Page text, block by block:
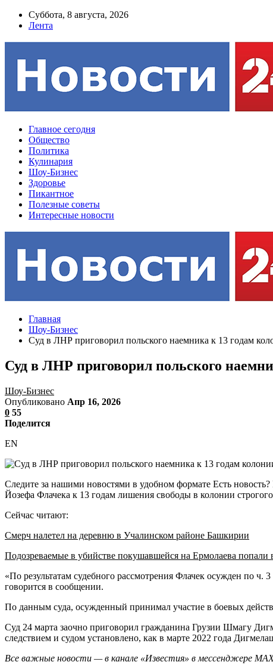
Суббота, 8 августа, 2026
Лента
Главное сегодня
Общество
Политика
Кулинария
Шоу-Бизнес
Здоровье
Пикантное
Полезные советы
Интересные новости
Главная
Шоу-Бизнес
Суд в ЛНР приговорил польского наемника к 13 годам
Суд в ЛНР приговорил польского
Шоу-Бизнес
Опубликовано Апр 16, 2026
0 55
Поделится
EN
Следите за нашими новостями в удобном формате Есть
Йозефа Флачека к 13 годам лишения свободы в колонии
Сейчас читают:
Смерч налетел на деревню в Учалинском районе Башкирии
Подозреваемые в убийстве покушавшейся на Ермолаева
«По результатам судебного рассмотрения Флачек осужден по
говорится в сообщении.
По данным суда, осужденный принимал участие в боевых
Суд 24 марта заочно приговорил гражданина Грузии Шмагу
следствием и судом установлено, как в марте 2022 года
Все важные новости — в канале «Известия» в мессенджере